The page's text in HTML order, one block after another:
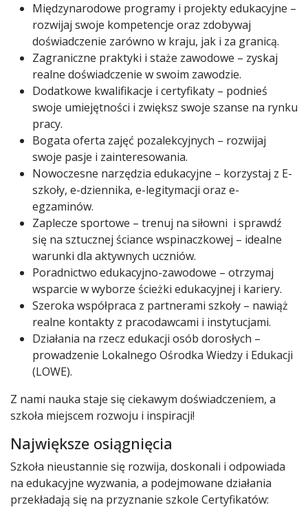
Międzynarodowe programy i projekty edukacyjne –
rozwijaj swoje kompetencje oraz zdobywaj
doświadczenie zarówno w kraju, jak i za granicą.
Zagraniczne praktyki i staże zawodowe – zyskaj
realne doświadczenie w swoim zawodzie.
Dodatkowe kwalifikacje i certyfikaty – podnieś
swoje umiejętności i zwiększ swoje szanse na rynku
pracy.
Bogata oferta zajęć pozalekcyjnych – rozwijaj
swoje pasje i zainteresowania.
Nowoczesne narzędzia edukacyjne – korzystaj z E-
szkoły, e-dziennika, e-legitymacji oraz e-
egzaminów.
Zaplecze sportowe – trenuj na siłowni i sprawdź
się na sztucznej ściance wspinaczkowej – idealne
warunki dla aktywnych uczniów.
Poradnictwo edukacyjno-zawodowe – otrzymaj
wsparcie w wyborze ścieżki edukacyjnej i kariery.
Szeroka współpraca z partnerami szkoły – nawiąż
realne kontakty z pracodawcami i instytucjami.
Działania na rzecz edukacji osób dorosłych –
prowadzenie Lokalnego Ośrodka Wiedzy i Edukacji
(LOWE).
Z nami nauka staje się ciekawym doświadczeniem, a
szkoła miejscem rozwoju i inspiracji!
Największe osiągnięcia
Szkoła nieustannie się rozwija, doskonali i odpowiada
na edukacyjne wyzwania, a podejmowane działania
przekładają się na przyznanie szkole Certyfikatów: